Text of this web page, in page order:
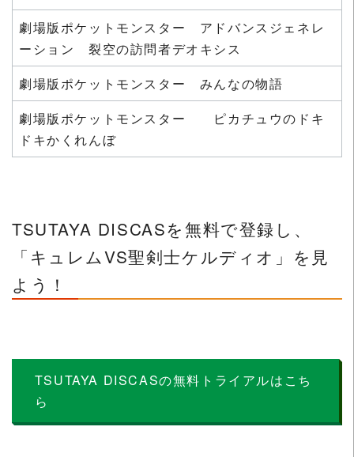
劇場版ポケットモンスター アドバンスジェネレ
ーション 裂空の訪問者デオキシス
劇場版ポケットモンスター みんなの物語
劇場版ポケットモンスター ピカチュウのドキ
ドキかくれんぼ
TSUTAYA DISCASを無料で登録し、
「キュレムVS聖剣士ケルディオ」を見
よう！
TSUTAYA DISCASの無料トライアルはこち
ら